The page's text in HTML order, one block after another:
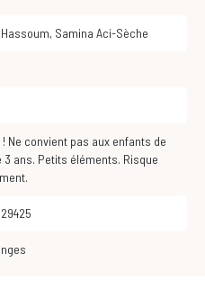
Hassoum, Samina Aci-Sèche
3 ans. Petits éléments. Risque